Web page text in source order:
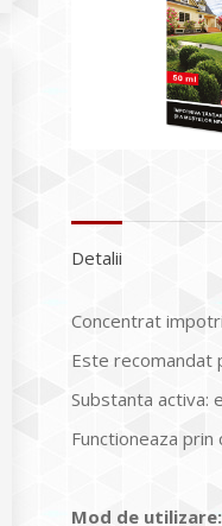
Detalii
Concentrat
Este recomandat
Substanta activa:
Functioneaza
Mod de utilizare: